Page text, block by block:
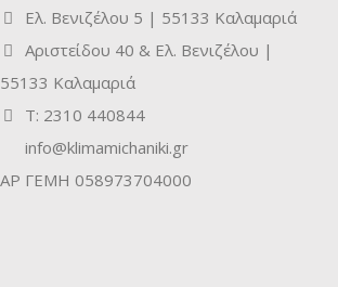
Ελ. Βενιζέλου 5 | 55133 Καλαμαριά
Αριστείδου 40 & Ελ. Βενιζέλου |
55133 Καλαμαριά
Τ: 2310 440844
info@klimamichaniki.gr
ΑΡ ΓΕΜΗ 058973704000